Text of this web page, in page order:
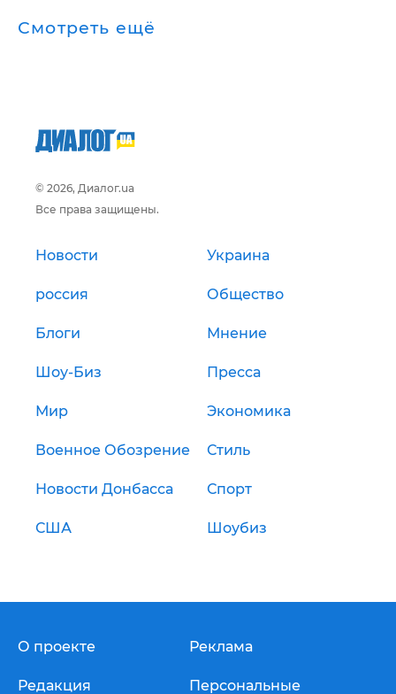
Смотреть ещё
© 2026, Диалог.ua
Все права защищены.
Новости Украина
россия Общество
Блоги Мнение
Шоу-Биз Пресса
Мир Экономика
Военное Обозрение Стиль
Новости Донбасса Спорт
США Шоубиз
О проекте
Редакция
Реклама
Персональные